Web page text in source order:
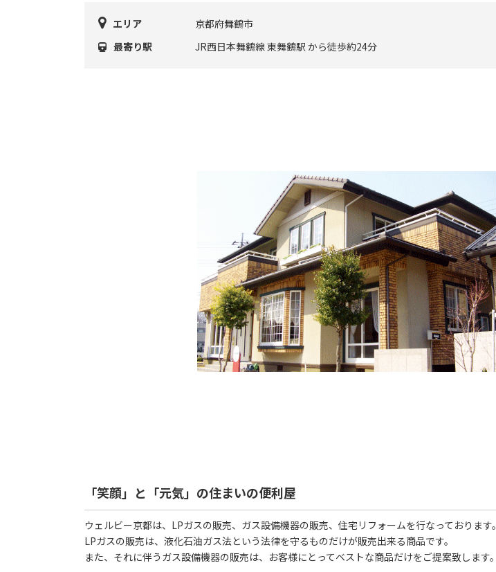
エリア
京都府舞鶴市
最寄り駅
JR西日本舞鶴線 東舞鶴駅 から徒歩約24分
「笑顔」と「元気」の住まいの便利屋
ウェルビー京都は、LPガスの販売、ガス設備機器の販売、住宅リフォームを行なっております。
LPガスの販売は、液化石油ガス法という法律を守るものだけが販売出来る商品です。
また、それに伴うガス設備機器の販売は、お客様にとってベストな商品だけをご提案致します。